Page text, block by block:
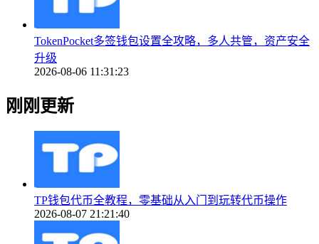
TokenPocket多签钱包设置全攻略，多人共管，资产安全
升级
2026-08-06 11:31:23
刚刚更新
TP钱包代币全教程，零基础从入门到玩转代币操作
2026-08-07 21:21:40